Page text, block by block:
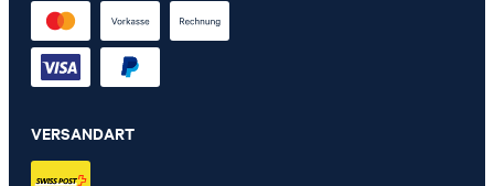
VERSANDART